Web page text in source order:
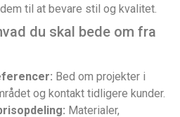
til at bevare stil og kvalitet.
du skal bede om fra
Bed om projekter i
og kontakt tidligere kunder.
Materialer,